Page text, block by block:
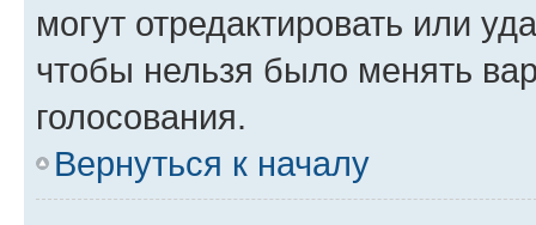
могут отредактировать или
чтобы нельзя было менять
голосования.
Вернуться к началу